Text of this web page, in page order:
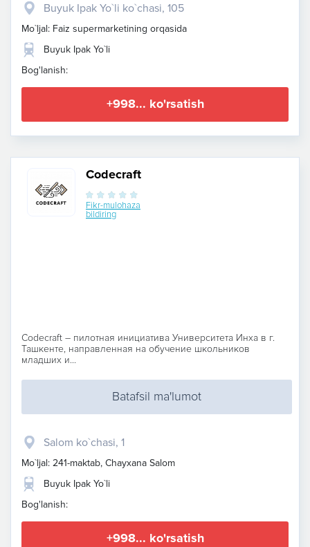
Buyuk Ipak Yo`li ko`chasi, 105
Mo`ljal: Faiz supermarketining orqasida
Buyuk Ipak Yo`li
Bog'lanish:
+998... ko'rsatish
Codecraft
Fikr-mulohaza
bildiring
Codecraft – пилотная инициатива Университета Инха в г.
Ташкенте, направленная на обучение школьников
младших и...
Batafsil ma'lumot
Salom ko`chasi, 1
Mo`ljal: 241-maktab, Chayxana Salom
Buyuk Ipak Yo`li
Bog'lanish:
+998... ko'rsatish